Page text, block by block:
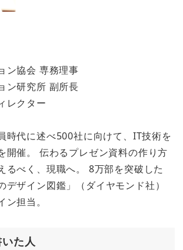
ン協会 専務理事
ン研究所 副所長
レクター
時代に述べ500社に向けて、IT技術を
開催。 伝わるプレゼン資料の作り方
るべく、現職へ。 8万部を突破した
デザイン図鑑」（ダイヤモンド社）
担当。
た人